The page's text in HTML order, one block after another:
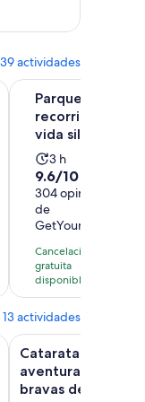
actividades
pestaña
Maligne, Lago
Parque
recorrido de
vida silvestre
La
actividad
dura
3
horas
3 h
9.6
de
10
con
304
opiniones
9.6/10
304 opiniones
de
GetYourGuide
Cancelación
gratuita
disponible
Parque Nacional
13 actividades
nueva pestaña
en Canyon Run
Cataratas de
aventura de
bravas de clase 2
Cataratas de